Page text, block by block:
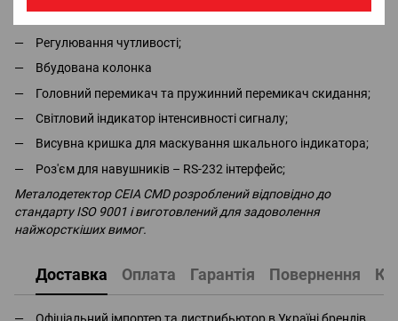
Регулювання чутливості;
Вбудована колонка
Головний перемикач та пружинний перемикач скидання;
Світловий індикатор інтенсивності сигналу;
Висувна кришка для маскування шкального індикатора;
Роз'єм для навушників – RS-232 інтерфейс;
Металодетектор CEIA CMD розроблений відповідно до
стандарту ISO 9001 і виготовлений для задоволення
найжорсткіших вимог.
Доставка Оплата Гарантія Повернення